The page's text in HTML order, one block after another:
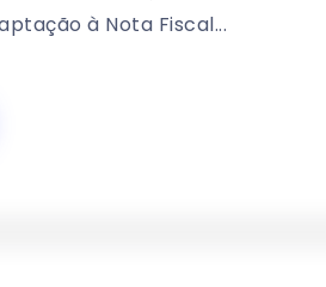
à Nota Fiscal...